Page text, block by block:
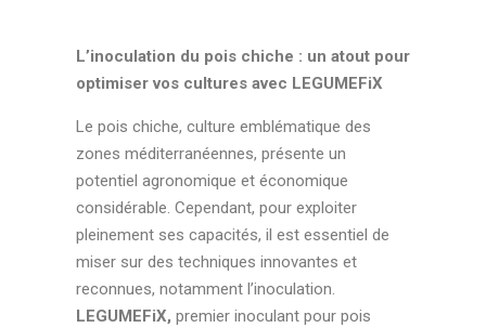
L’inoculation du pois chiche : un atout pour
optimiser vos cultures avec LEGUMEFiX
Le pois chiche, culture emblématique des
zones méditerranéennes, présente un
potentiel agronomique et économique
considérable. Cependant, pour exploiter
pleinement ses capacités, il est essentiel de
miser sur des techniques innovantes et
reconnues, notamment l’inoculation.
LEGUMEFiX, premier inoculant pour pois